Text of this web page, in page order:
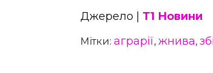
Джерело | Т1 Новини
Мітки: аграрії, жнива,